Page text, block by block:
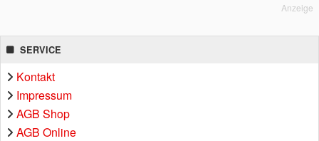
Anzeige
SERVICE
Kontakt
Impressum
AGB Shop
AGB Online